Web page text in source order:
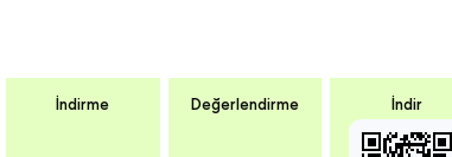
İndirme Değerlendirme İndir